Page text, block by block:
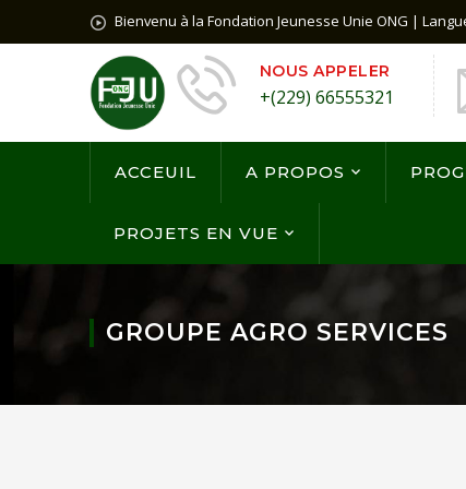
Bienvenu à la Fondation Jeunesse Unie ONG |
NOUS APPELER
+(229) 66555321
ACCEUIL A PROPOS
PROJETS EN VUE
GROUPE AGRO SERVICES